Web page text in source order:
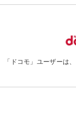
「ドコモ」ユーザーは、